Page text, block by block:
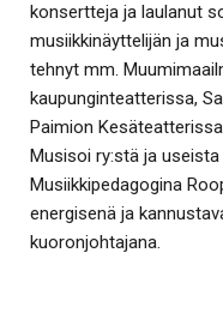
konsertteja ja laulanut
musiikkinäyttelijän ja
tehnyt mm.
kaupunginteatterissa,
Paimion
Musisoi ry:stä ja
Musiikkipedagogina
energisenä ja
kuoronjohtajana.